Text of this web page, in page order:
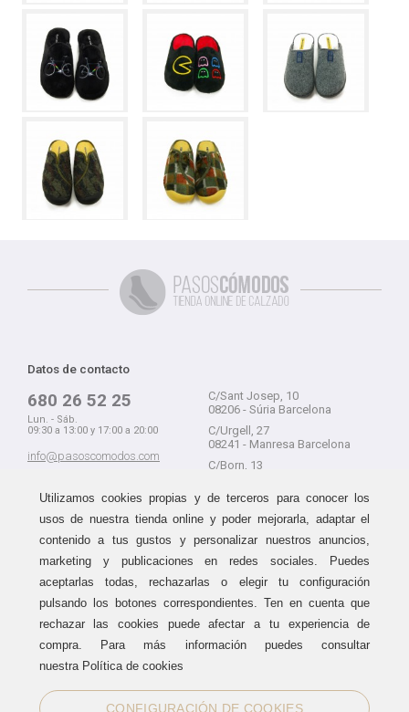
Datos de contacto
680 26 52 25
Lun. - Sáb.
09:30 a 13:00 y 17:00 a 20:00
info@pasoscomodos.com
C/Sant Josep, 10
08206 - Súria Barcelona
C/Urgell, 27
08241 - Manresa Barcelona
C/Born, 13
Guía de compra
Métodos de envío
Área de clientes
Devolución sin problemas
Haz tus compras sin miedo a
equivocarte:
aceptamos devolucionesdurante
15 días.
Utilizamos cookies propias y de terceros para conocer los
usos de nuestra tienda online y poder mejorarla, adaptar el
contenido a tus gustos y personalizar nuestros anuncios,
marketing y publicaciones en redes sociales. Puedes
aceptarlas todas, rechazarlas o elegir tu configuración
pulsando los botones correspondientes. Ten en cuenta que
rechazar las cookies puede afectar a tu experiencia de
compra. Para más información puedes consultar
nuestra Política de cookies
CONFIGURACIÓN DE COOKIES